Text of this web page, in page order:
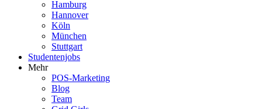
Hamburg
Hannover
Köln
München
Stuttgart
Studentenjobs
Mehr
POS-Marketing
Blog
Team